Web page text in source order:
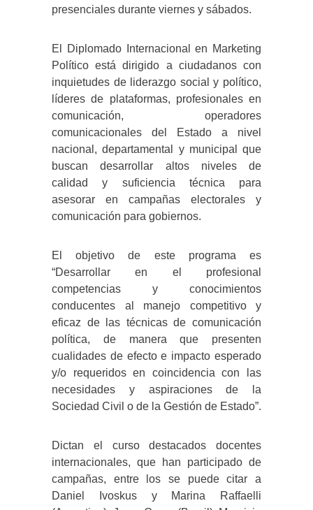
presenciales durante viernes y sábados.
El Diplomado Internacional en Marketing
Político está dirigido a ciudadanos con
inquietudes de liderazgo social y político,
líderes de plataformas, profesionales en
comunicación, operadores
comunicacionales del Estado a nivel
nacional, departamental y municipal que
buscan desarrollar altos niveles de
calidad y suficiencia técnica para
asesorar en campañas electorales y
comunicación para gobiernos.
El objetivo de este programa es
“Desarrollar en el profesional
competencias y conocimientos
conducentes al manejo competitivo y
eficaz de las técnicas de comunicación
política, de manera que presenten
cualidades de efecto e impacto esperado
y/o requeridos en coincidencia con las
necesidades y aspiraciones de la
Sociedad Civil o de la Gestión de Estado”.
Dictan el curso destacados docentes
internacionales, que han participado de
campañas, entre los se puede citar a
Daniel Ivoskus y Marina Raffaelli